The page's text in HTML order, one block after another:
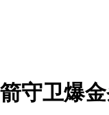
守卫爆